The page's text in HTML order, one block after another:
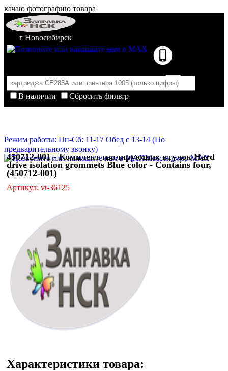
качаю фотографию товара
г Новосибирск
В наличии
Сбросить фильтр
Корзина пуста
Режим работы: Пн-Сб: 11-17 Обед с 13-14 (По
предварительному звонку)
Мессенджер MAX
450712-001 - Комплект изолирующих втулок Hard
drive isolation grommets Blue color - Contains four,
(450712-001)
Артикул: vt-36125
Характеристики товара: